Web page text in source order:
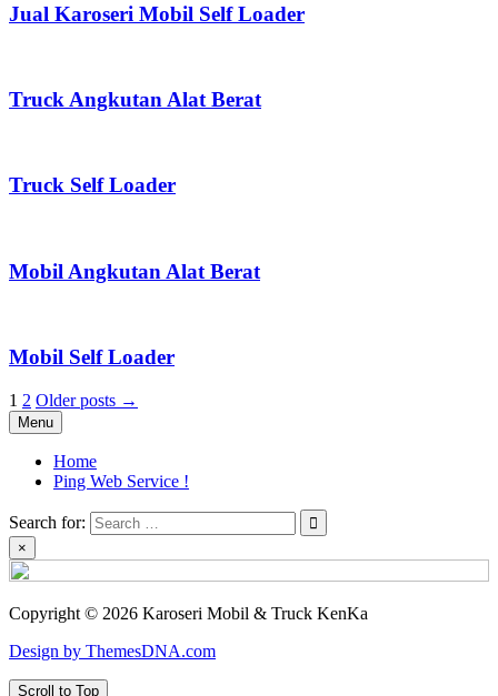
Jual Karoseri Mobil Self Loader
Truck Angkutan Alat Berat
Truck Self Loader
Mobil Angkutan Alat Berat
Mobil Self Loader
Posts
pagination
1 2 Older posts →
Menu
Home
Ping Web Service !
Search for:
×
Copyright © 2026 Karoseri Mobil & Truck KenKa
Design by ThemesDNA.com
Scroll to Top